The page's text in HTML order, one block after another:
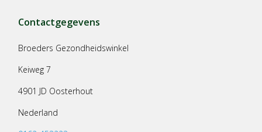
Contactgegevens
Broeders Gezondheidswinkel
Keiweg 7
4901 JD Oosterhout
Nederland